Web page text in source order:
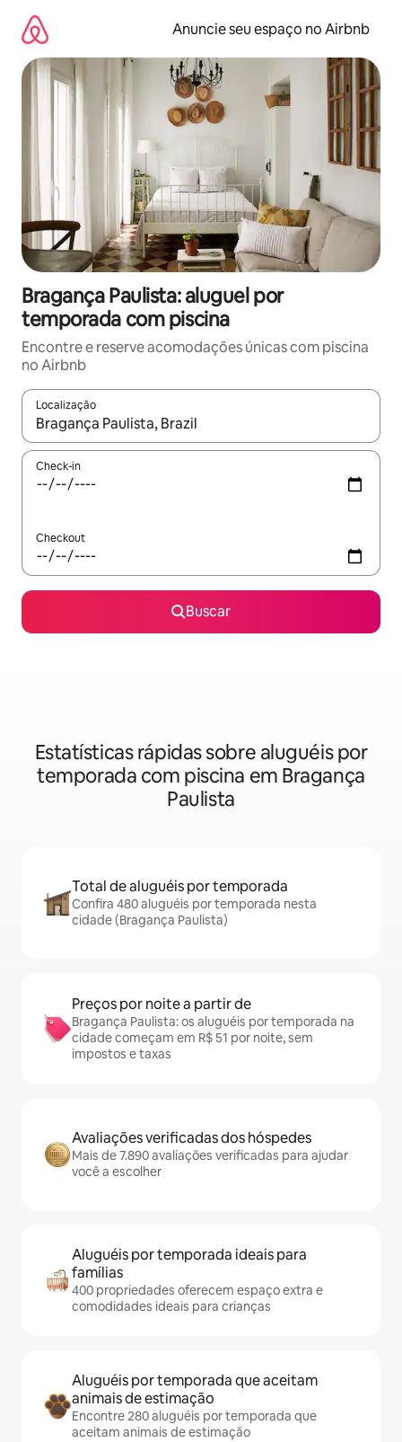
para
conteúdo
Anuncie seu espaço no Airbnb
Bragança Paulista: aluguel por
temporada com piscina
Encontre e reserve acomodações únicas com piscina
no Airbnb
Localização
Quando os resultados estiverem disponíveis, explore-os
Check-in
Checkout
Buscar
Estatísticas rápidas sobre aluguéis por
temporada com piscina em Bragança
Paulista
Total de aluguéis por temporada
Confira 480 aluguéis por temporada nesta
cidade (Bragança Paulista)
Preços por noite a partir de
Bragança Paulista: os aluguéis por temporada na
cidade começam em R$ 51 por noite, sem
impostos e taxas
Avaliações verificadas dos hóspedes
Mais de 7.890 avaliações verificadas para ajudar
você a escolher
Aluguéis por temporada ideais para
famílias
400 propriedades oferecem espaço extra e
comodidades ideais para crianças
Aluguéis por temporada que aceitam
animais de estimação
Encontre 280 aluguéis por temporada que
aceitam animais de estimação